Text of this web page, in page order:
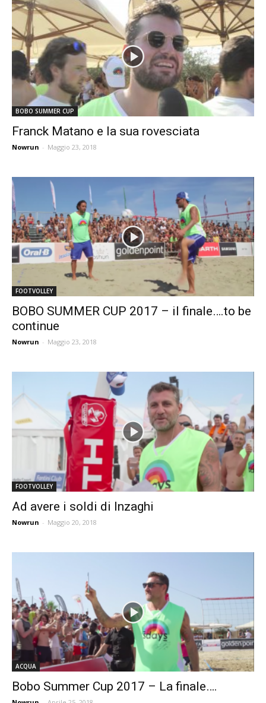
BOBO SUMMER CUP
Franck Matano e la sua rovesciata
Nowrun - Maggio 23, 2018
FOOTVOLLEY
BOBO SUMMER CUP 2017 – il finale….to be
continue
Nowrun - Maggio 23, 2018
FOOTVOLLEY
Ad avere i soldi di Inzaghi
Nowrun - Maggio 20, 2018
ACQUA
Bobo Summer Cup 2017 – La finale….